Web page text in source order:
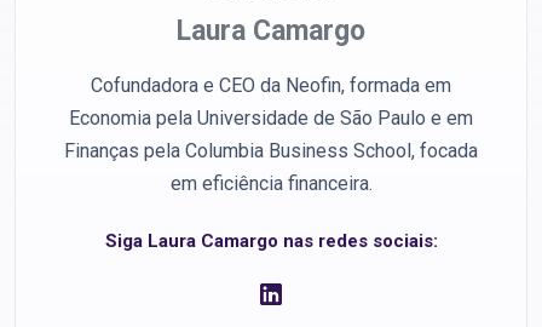
Laura Camargo
Cofundadora e CEO da Neofin, formada em
Economia pela Universidade de São Paulo e em
Finanças pela Columbia Business School, focada
em eficiência financeira.
Siga Laura Camargo nas redes sociais: